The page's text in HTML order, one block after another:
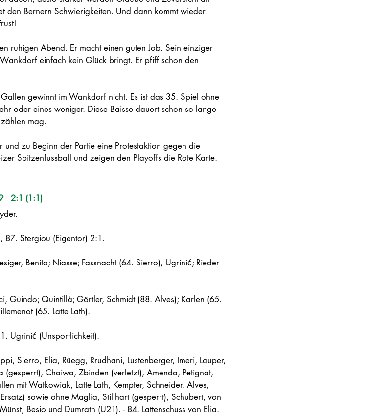
den Bernern Schwierigkeiten. Und dann kommt wieder
ruhigen Abend. Er macht einen guten Job. Sein einziger
einfach kein Glück bringt. Er pfiff schon den
gewinnt im Wankdorf nicht. Es ist das 35. Spiel ohne
oder eines weniger. Diese Baisse dauert schon so lange
mag.
und zu Beginn der Partie eine Protestaktion gegen die
Spitzenfussball und zeigen den Playoffs die Rote Karte.
2:1 (1:1)
Stergiou (Eigentor) 2:1.
Benito; Niasse; Fassnacht (64. Sierro), Ugrinić; Rieder
Guindo; Quintillà; Görtler, Schmidt (88. Alves); Karlen (65.
(65. Latte Lath).
Ugrinić (Unsportlichkeit).
Sierro, Elia, Rüegg, Rrudhani, Lustenberger, Imeri, Lauper,
Chaiwa, Zbinden (verletzt), Amenda, Petignat,
mit Watkowiak, Latte Lath, Kempter, Schneider, Alves,
sowie ohne Maglia, Stillhart (gesperrt), Schubert, von
Besio und Dumrath (U21). - 84. Lattenschuss von Elia.